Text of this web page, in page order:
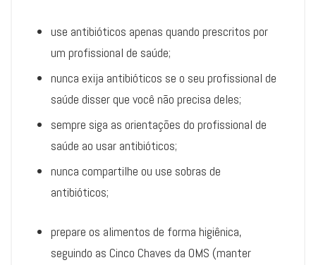
use antibióticos apenas quando prescritos por
um profissional de saúde;
nunca exija antibióticos se o seu profissional de
saúde disser que você não precisa deles;
sempre siga as orientações do profissional de
saúde ao usar antibióticos;
nunca compartilhe ou use sobras de
antibióticos;
prepare os alimentos de forma higiênica,
seguindo as Cinco Chaves da OMS (manter